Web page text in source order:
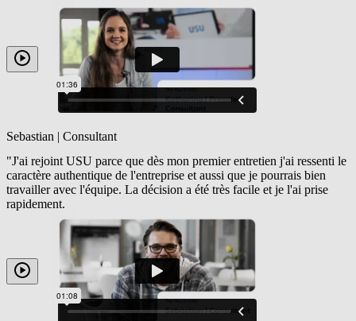
Sebastian | Consultant
"J'ai rejoint USU parce que dès mon premier entretien j'ai ressenti le
caractère authentique de l'entreprise et aussi que je pourrais bien
travailler avec l'équipe. La décision a été très facile et je l'ai prise
rapidement.